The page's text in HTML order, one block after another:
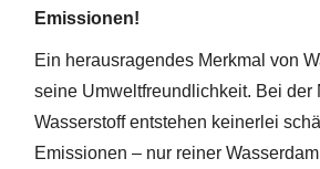
Emissionen!
Ein herausragendes Merkmal von
seine Umweltfreundlichkeit. Bei der
Wasserstoff entstehen keinerlei
Emissionen – nur reiner